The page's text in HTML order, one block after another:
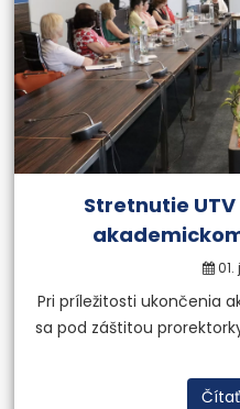
Stretnutie
01.
Pri príležitosti ukončenia
sa pod záštitou